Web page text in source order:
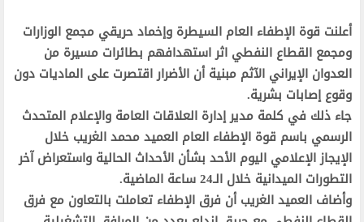
أعلنت قوة الإطفاء العام السيطرة وإخماد حريقي مجمع الوزارات
ومجمع القطاع النفطي اثر استهدافهم بطائرات مسيرة من
العدوان الإيراني الآثم مبنية أن الأضرار اقتصرت على الماديات دون
وقوع إصابات بشرية.
جاء ذلك في كلمة مدير إدارة العلاقات العامة والإعلام المتحدث
الرسمي باسم قوة الإطفاء العام العميد محمد الغريب خلال
الإيجاز الإعلامي اليوم الأحد بشأن الأحداث الحالية واستعراض آخر
التطورات الميدانية خلال الـ24 ساعة الماضية.
وأضاف العميد الغريب أن فرق الإطفاء تعاملت بالتعاون مع فرق